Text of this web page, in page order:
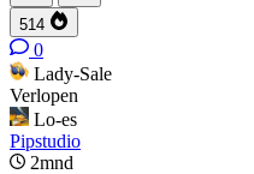
514
0
Lady-Sale
Verlopen
Lo-es
Pipstudio
2mnd